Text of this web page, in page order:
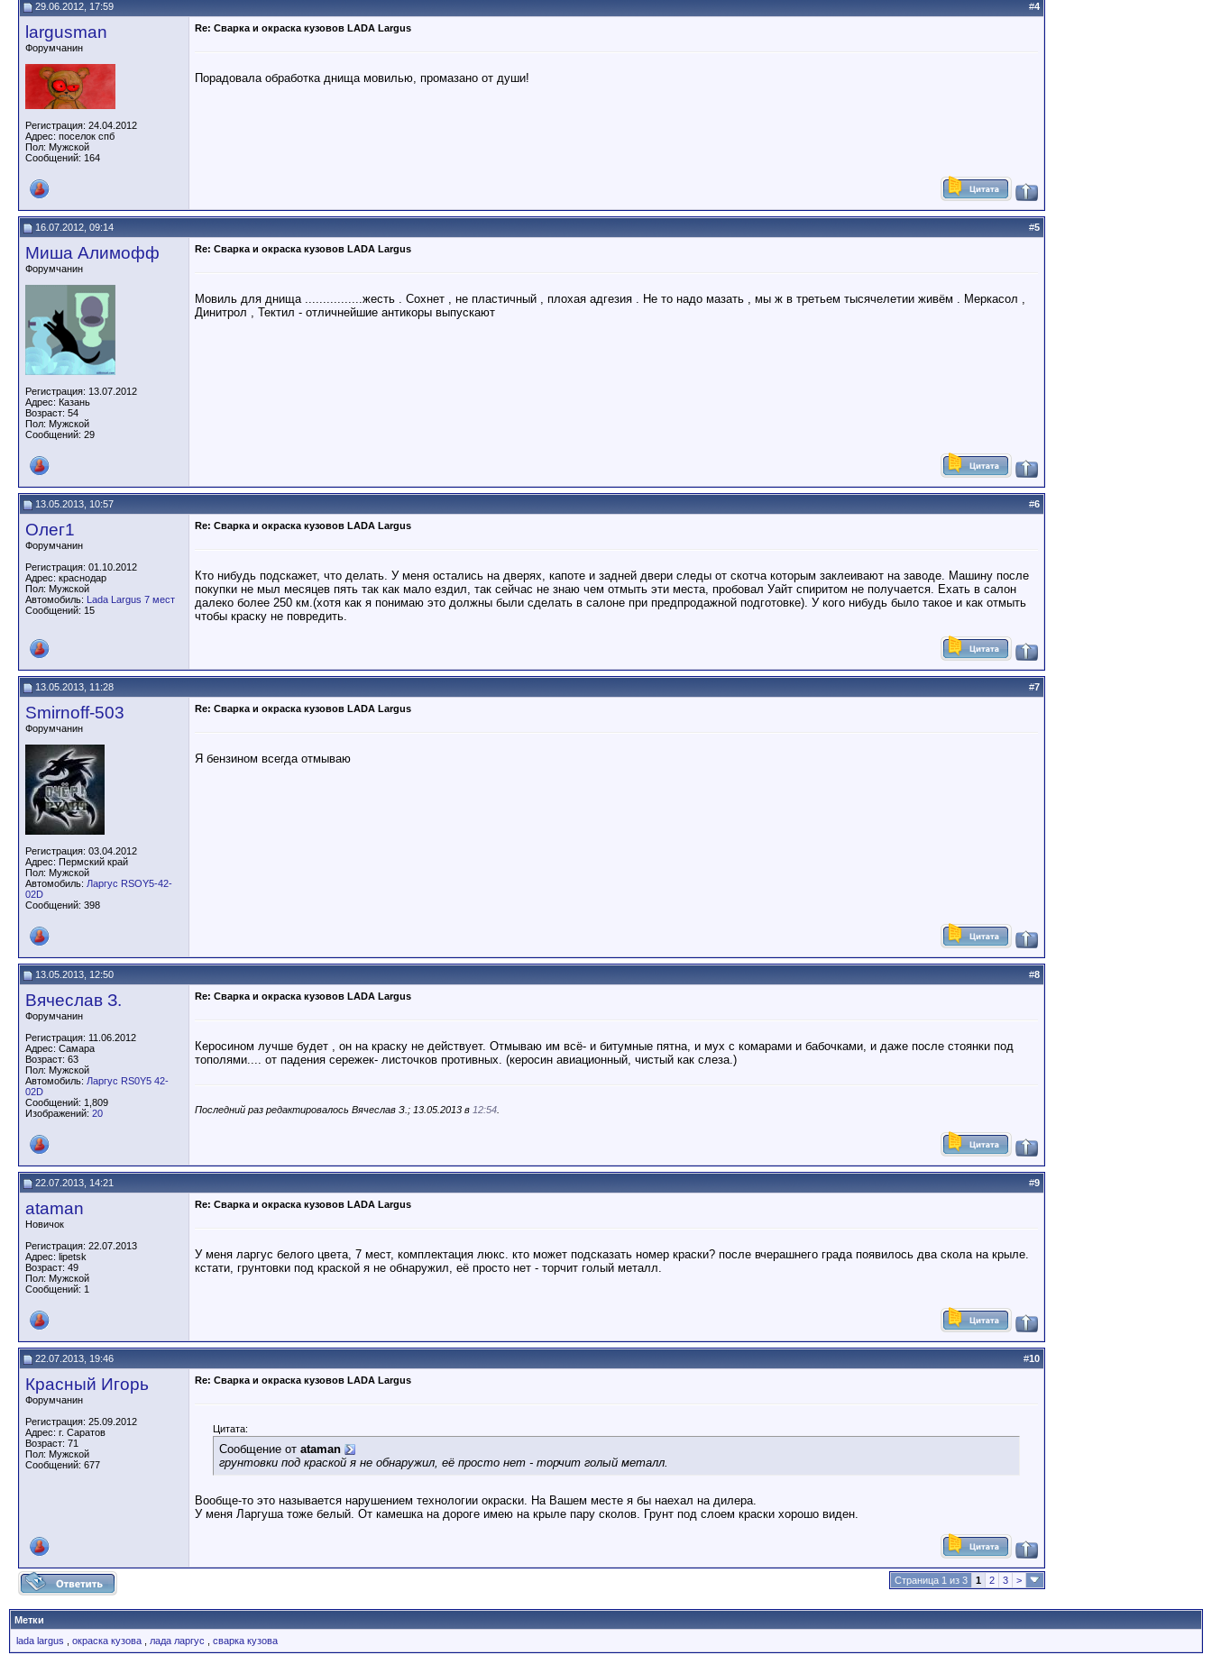
29.06.2012, 17:59 #4
largusman
Форумчанин
Регистрация: 24.04.2012
Адрес: поселок спб
Пол: Мужской
Сообщений: 164
Re: Сварка и окраска кузовов LADA Largus
Порадовала обработка днища мовилью, промазано от души!
16.07.2012, 09:14 #5
Миша Алимофф
Форумчанин
Регистрация: 13.07.2012
Адрес: Казань
Возраст: 54
Пол: Мужской
Сообщений: 29
Re: Сварка и окраска кузовов LADA Largus
Мовиль для днища ................жесть . Сохнет , не пластичный , плохая адгезия . Не то надо мазать , мы ж в третьем тысячелетии живём . Меркасол ,
Динитрол , Тектил - отличнейшие антикоры выпускают
13.05.2013, 10:57 #6
Олег1
Форумчанин
Регистрация: 01.10.2012
Адрес: краснодар
Пол: Мужской
Автомобиль: Lada Largus 7 мест
Сообщений: 15
Re: Сварка и окраска кузовов LADA Largus
Кто нибудь подскажет, что делать. У меня остались на дверях, капоте и задней двери следы от скотча которым заклеивают на заводе. Машину после
покупки не мыл месяцев пять так как мало ездил, так сейчас не знаю чем отмыть эти места, пробовал Уайт спиритом не получается. Ехать в салон
далеко более 250 км.(хотя как я понимаю это должны были сделать в салоне при предпродажной подготовке). У кого нибудь было такое и как отмыть
чтобы краску не повредить.
13.05.2013, 11:28 #7
Smirnoff-503
Форумчанин
Регистрация: 03.04.2012
Адрес: Пермский край
Пол: Мужской
Автомобиль: Ларгус RSOY5-42-
02D
Сообщений: 398
Re: Сварка и окраска кузовов LADA Largus
Я бензином всегда отмываю
13.05.2013, 12:50 #8
Вячеслав З.
Форумчанин
Регистрация: 11.06.2012
Адрес: Самара
Возраст: 63
Пол: Мужской
Автомобиль: Ларгус RS0Y5 42-
02D
Сообщений: 1,809
Изображений: 20
Re: Сварка и окраска кузовов LADA Largus
Керосином лучше будет , он на краску не действует. Отмываю им всё- и битумные пятна, и мух с комарами и бабочками, и даже после стоянки под
тополями.... от падения сережек- листочков противных. (керосин авиационный, чистый как слеза.)
Последний раз редактировалось Вячеслав З.; 13.05.2013 в 12:54
22.07.2013, 14:21 #9
ataman
Новичок
Регистрация: 22.07.2013
Адрес: lipetsk
Возраст: 49
Пол: Мужской
Сообщений: 1
Re: Сварка и окраска кузовов LADA Largus
У меня ларгус белого цвета, 7 мест, комплектация люкс. кто может подсказать номер краски? после вчерашнего града появилось два скола на крыле.
кстати, грунтовки под краской я не обнаружил, её просто нет - торчит голый металл.
22.07.2013, 19:46 #10
Красный Игорь
Форумчанин
Регистрация: 25.09.2012
Адрес: г. Саратов
Возраст: 71
Пол: Мужской
Сообщений: 677
Re: Сварка и окраска кузовов LADA Largus
Цитата:
Сообщение от ataman
грунтовки под краской я не обнаружил, её просто нет - торчит голый металл.
Вообще-то это называется нарушением технологии окраски. На Вашем месте я бы наехал на дилера.
У меня Ларгуша тоже белый. От камешка на дороге имею на крыле пару сколов. Грунт под слоем краски хорошо виден.
Страница 1 из 3 1 2 3 >
Метки
lada largus
окраска кузова лада ларгус сварка кузова